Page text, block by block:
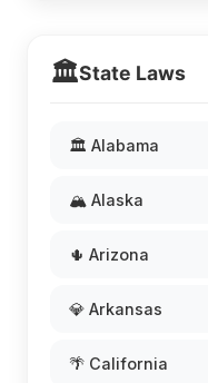
🏛️State Laws
🏛️ Alabama
🏔️ Alaska
🌵 Arizona
💎 Arkansas
🌴 California